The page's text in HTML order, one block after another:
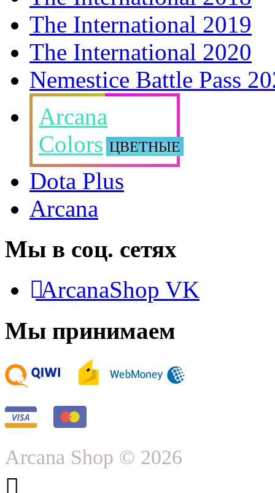
The International 2019
The International 2020
Nemestice Battle Pass
Arcana
Colors ЦВЕТНЫЕ
Dota Plus
Arcana
Мы в соц. сетях
ArcanaShop VK
Мы принимаем
Arcana Shop © 2026